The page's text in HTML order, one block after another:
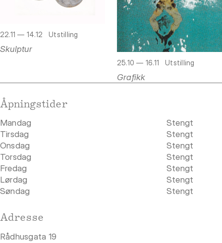
22.11 — 14.12 Utstilling
Skulptur
25.10 — 16.11 Utstilling
Grafikk
Åpningstider
Mandag
Stengt
Tirsdag
Stengt
Onsdag
Stengt
Torsdag
Stengt
Fredag
Stengt
Lørdag
Stengt
Søndag
Stengt
Adresse
Rådhusgata 19